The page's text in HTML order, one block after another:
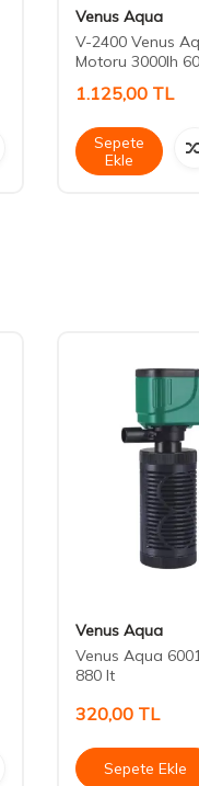
Venus Aqua
V-2400 Venus
Motoru 3000lh
1.125,00 TL
Sepete
Ekle
Venus Aqua
Venus Aqua
880 lt
320,00 TL
Sepete Ekle